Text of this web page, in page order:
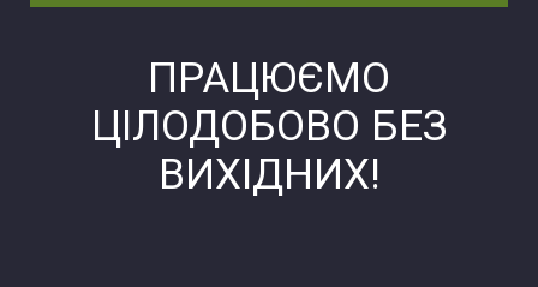
ПРАЦЮЄМО
ЦІЛОДОБОВО БЕЗ
ВИХІДНИХ!